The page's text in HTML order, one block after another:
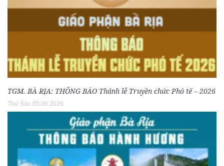
TGM. BÀ RỊA: THÔNG BÁO Thánh lễ Truyền chức Phó tế – 2026
Thứ Sáu 05.06.2026